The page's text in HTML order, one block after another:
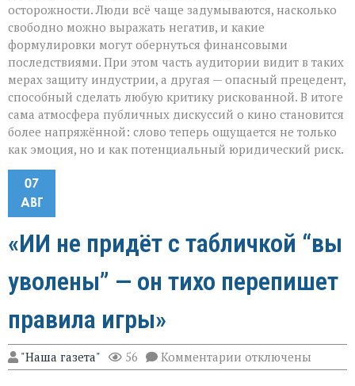
осторожности. Люди всё чаще задумываются, насколько
свободно можно выражать негатив, и какие
формулировки могут обернуться финансовыми
последствиями. При этом часть аудитории видит в таких
мерах защиту индустрии, а другая — опасный прецедент,
способный сделать любую критику рискованной. В итоге
сама атмосфера публичных дискуссий о кино становится
более напряжённой: слово теперь ощущается не только
как эмоция, но и как потенциальный юридический риск.
07
АВГ
«ИИ не придёт с табличкой “вы
уволены” — он тихо перепишет
правила игры»
"Наша газета" 56 Комментарии к
записи
отключены